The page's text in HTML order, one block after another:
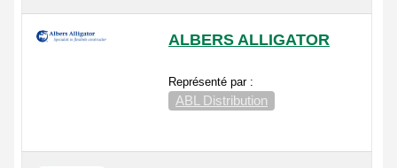
ALBERS ALLIGATOR
Représenté par :
ABL Distribution